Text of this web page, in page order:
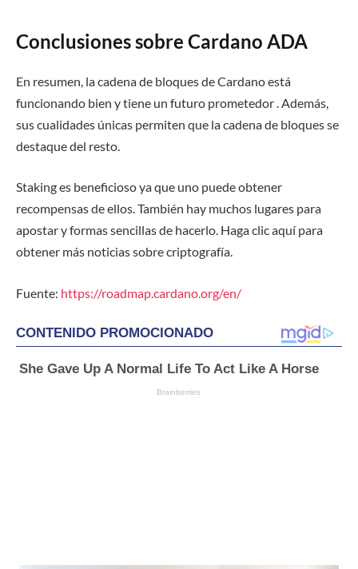
Conclusiones sobre Cardano ADA
En resumen, la cadena de bloques de Cardano está
funcionando bien y tiene un futuro prometedor . Además,
sus cualidades únicas permiten que la cadena de bloques se
destaque del resto.
Staking es beneficioso ya que uno puede obtener
recompensas de ellos. También hay muchos lugares para
apostar y formas sencillas de hacerlo. Haga clic aquí para
obtener más noticias sobre criptografía.
Fuente: https://roadmap.cardano.org/en/